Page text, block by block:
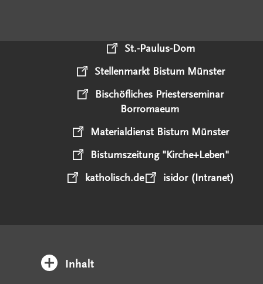
St.-Paulus-Dom
Stellenmarkt Bistum Münster
Bischöfliches Priesterseminar
Borromaeum
Materialdienst Bistum Münster
Bistumszeitung "Kirche+Leben"
katholisch.de
isidor (Intranet)
Inhalt